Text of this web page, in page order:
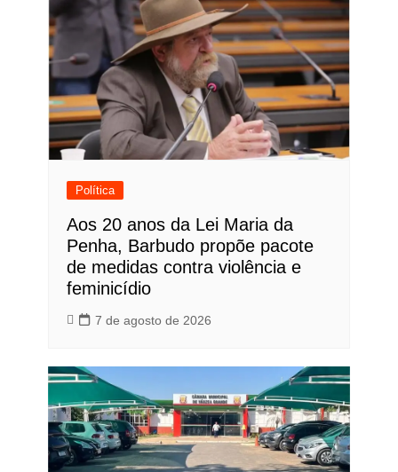
Política
Aos 20 anos da Lei Maria da
Penha, Barbudo propõe pacote
de medidas contra violência e
feminicídio
7 de agosto de 2026